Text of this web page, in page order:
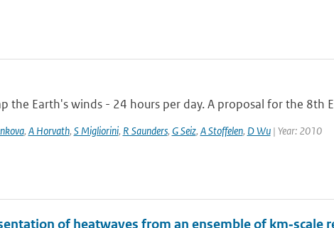
the Earth's winds - 24 hours per day. A proposal for the 8th
, A Horvath, S Migliorini, R Saunders, G Seiz, A Stoffelen, D Wu| Year: 2010
of heatwaves from an ensemble of km‐scale